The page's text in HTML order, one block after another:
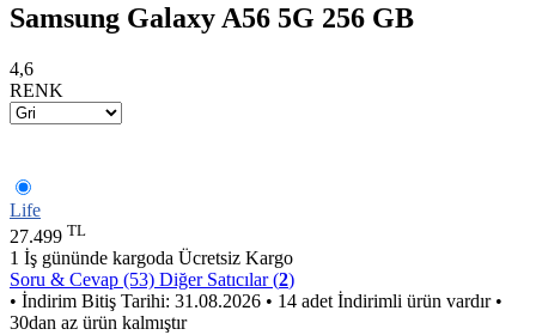
Samsung Galaxy A56 5G 256 GB
4,6
RENK
Life
27.499 TL
1 İş gününde kargoda Ücretsiz Kargo
Soru & Cevap (53) Diğer Satıcılar (2)
• İndirim Bitiş Tarihi: 31.08.2026 • 14 adet İndirimli ürün vardır •
30dan az ürün kalmıştır